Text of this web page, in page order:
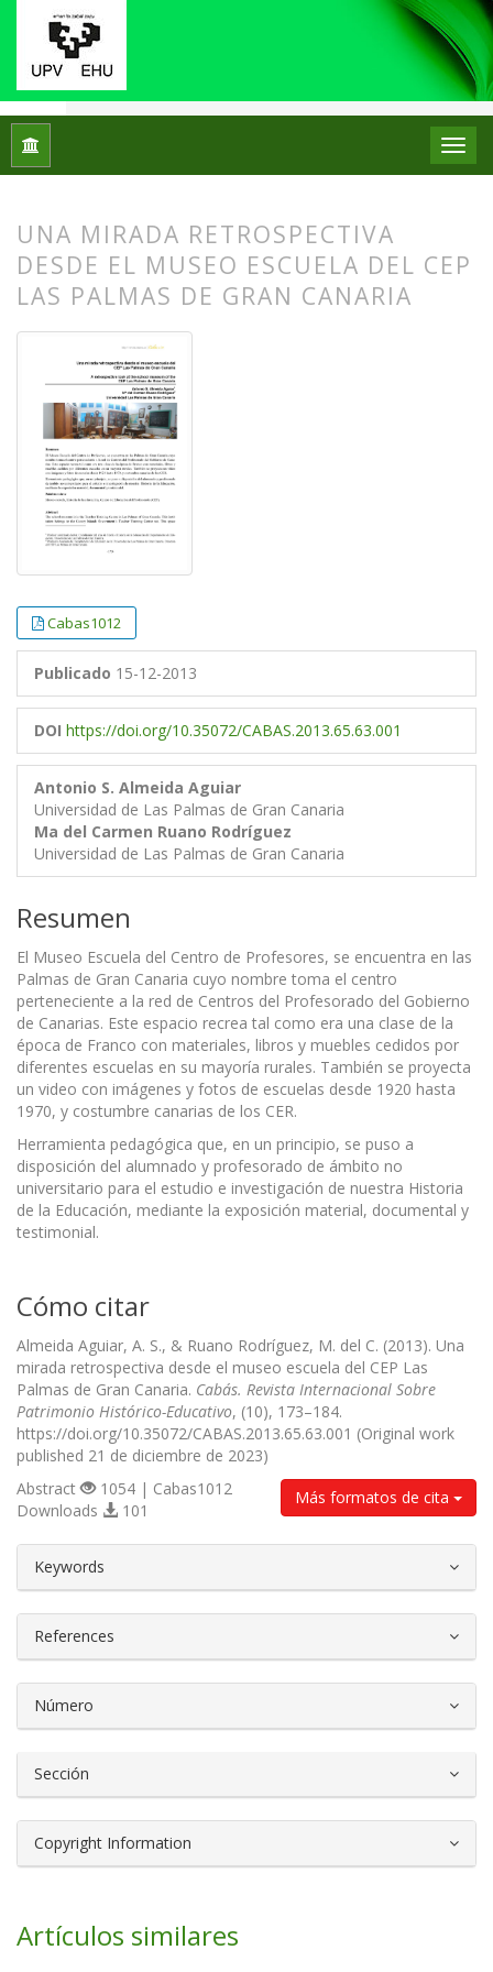
Inicio Centros de Patrimonio
UNA MIRADA RETROSPECTIVA
DESDE EL MUSEO ESCUELA DEL CEP
LAS PALMAS DE GRAN CANARIA
Cabas1012
Publicado 15-12-2013
DOI https://doi.org/10.35072/CABAS.2013.65.63.001
Antonio S. Almeida Aguiar
Universidad de Las Palmas de Gran Canaria
Ma del Carmen Ruano Rodríguez
Universidad de Las Palmas de Gran Canaria
Resumen
El Museo Escuela del Centro de Profesores, se encuentra en las
Palmas de Gran Canaria cuyo nombre toma el centro
perteneciente a la red de Centros del Profesorado del Gobierno
de Canarias. Este espacio recrea tal como era una clase de la
época de Franco con materiales, libros y muebles cedidos por
diferentes escuelas en su mayoría rurales. También se proyecta
un video con imágenes y fotos de escuelas desde 1920 hasta
1970, y costumbre canarias de los CER.
Herramienta pedagógica que, en un principio, se puso a
disposición del alumnado y profesorado de ámbito no
universitario para el estudio e investigación de nuestra Historia
de la Educación, mediante la exposición material, documental y
testimonial.
Cómo citar
Almeida Aguiar, A. S., & Ruano Rodríguez, M. del C. (2013). Una
mirada retrospectiva desde el museo escuela del CEP Las
Palmas de Gran Canaria. Cabás. Revista Internacional Sobre
Patrimonio Histórico-Educativo, (10), 173–184.
https://doi.org/10.35072/CABAS.2013.65.63.001 (Original work
published 21 de diciembre de 2023)
Más formatos de cita
Abstract
1054 | Cabas1012
Downloads
101
Keywords
References
Número
Sección
Copyright Information
Artículos similares